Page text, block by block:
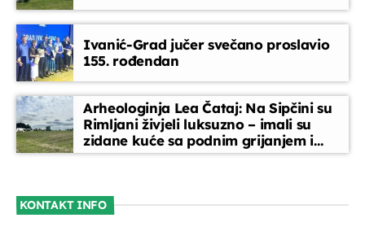
15:30 - 15:35
Servisne informacije
15:35 - 15:40
15:40 - 15:45
Ivanić-Grad jučer svečano proslavio
155. rođendan
Arheologinja Lea Čataj: Na Sipčini su
Rimljani živjeli luksuzno – imali su
zidane kuće sa podnim grijanjem i
oslikanim zidovima
KONTAKT INFO